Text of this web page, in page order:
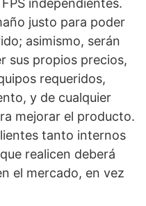
independientes.
justo para poder
asimismo, serán
sus propios precios,
requeridos,
y de cualquier
mejorar el producto.
tanto internos
realicen deberá
el mercado, en vez